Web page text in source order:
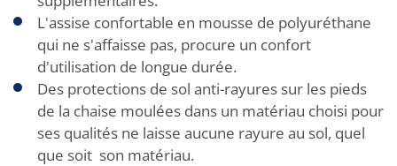
L'assise confortable en mousse de polyuréthane
qui ne s'affaisse pas, procure un confort
d'utilisation de longue durée.
Des protections de sol anti-rayures sur les pieds
de la chaise moulées dans un matériau choisi pour
ses qualités ne laisse aucune rayure au sol, quel
que soit son matériau.